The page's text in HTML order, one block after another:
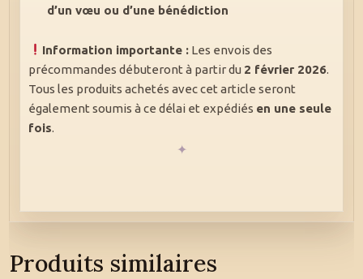
d’un vœu ou d’une bénédiction
Information importante : Les envois des
précommandes débuteront à partir du 2 février 2026.
Tous les produits achetés avec cet article seront
également soumis à ce délai et expédiés en une seule
fois.
Produits similaires